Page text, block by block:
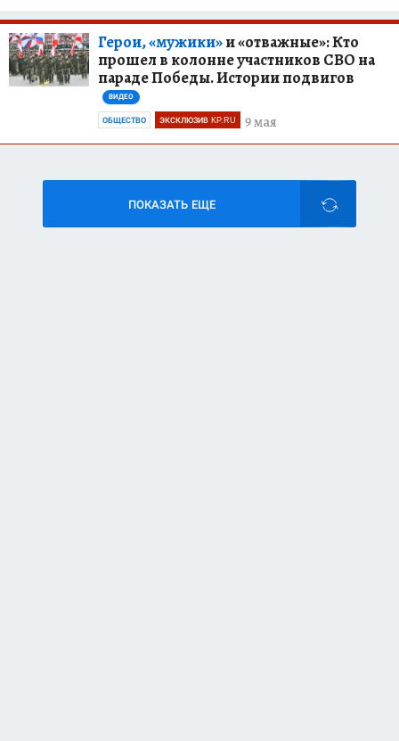
Герои, «мужики»и «отважные»: Кто
прошел в колонне участников СВО на
параде Победы. Истории подвигов
ВИДЕО
9 мая
ОБЩЕСТВО ЭКСКЛЮЗИВ KP.RU
ПОКАЗАТЬ ЕЩЕ